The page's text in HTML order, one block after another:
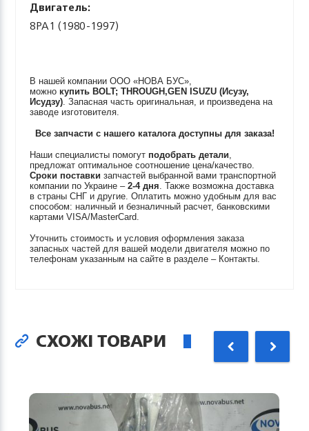
Двигатель:
8PA1 (1980-1997)
В нашей компании ООО «НОВА БУС»,
можно купить BOLT; THROUGH,GEN
ISUZU (Исузу,
Исудзу). Запасная часть оригинальная, и произведена на
заводе изготовителя.
Все запчасти с нашего каталога доступны для заказа!
Наши специалисты помогут подобрать детали,
предложат оптимальное соотношение цена/качество.
Сроки поставки запчастей выбранной вами транспортной
компании по Украине –2-4 дня. Также возможна доставка
в страны СНГ и другие. Оплатить можно удобным для вас
способом: наличный и безналичный расчет, банковскими
картами VISA/MasterCard.
Уточнить стоимость и условия оформления заказа
запасных частей для вашей модели двигателя можно по
телефонам указанным на сайте в разделе – Контакты.
СХОЖІ ТОВАРИ